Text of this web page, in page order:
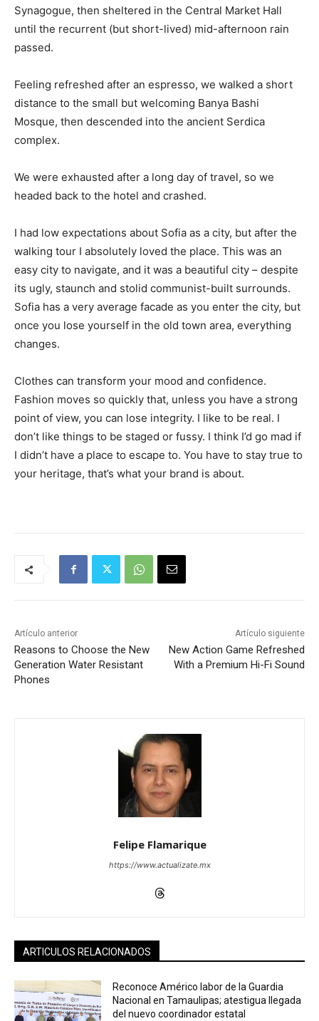
Synagogue, then sheltered in the Central Market Hall
until the recurrent (but short-lived) mid-afternoon rain
passed.
Feeling refreshed after an espresso, we walked a short
distance to the small but welcoming Banya Bashi
Mosque, then descended into the ancient Serdica
complex.
We were exhausted after a long day of travel, so we
headed back to the hotel and crashed.
I had low expectations about Sofia as a city, but after the
walking tour I absolutely loved the place. This was an
easy city to navigate, and it was a beautiful city – despite
its ugly, staunch and stolid communist-built surrounds.
Sofia has a very average facade as you enter the city, but
once you lose yourself in the old town area, everything
changes.
Clothes can transform your mood and confidence.
Fashion moves so quickly that, unless you have a strong
point of view, you can lose integrity. I like to be real. I
don’t like things to be staged or fussy. I think I’d go mad if
I didn’t have a place to escape to. You have to stay true to
your heritage, that’s what your brand is about.
Artículo anterior
Reasons to Choose the New
Generation Water Resistant
Phones
Artículo siguiente
New Action Game Refreshed
With a Premium Hi-Fi Sound
Felipe Flamarique
https://www.actualizate.mx
ARTICULOS RELACIONADOS
Reconoce Américo labor de la Guardia
Nacional en Tamaulipas; atestigua llegada
del nuevo coordinador estatal